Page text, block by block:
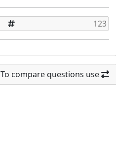
To compare questions use